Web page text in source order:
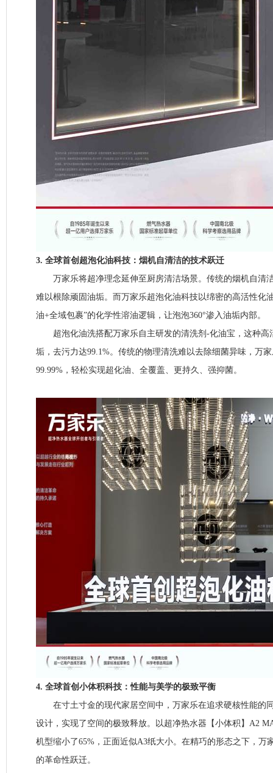
3. 全球首创超泡化油科技：烟机自清洁的技术跃迁
万家乐将超净理念延伸至厨房清洁场景。传统的烟机自清
难以根除顽固油垢。而万家乐超泡化油科技以绵密的高活性化
油+全域包裹”的化学性溶油逻辑，让泡泡360°渗入油垢内部。
超泡化油洗搭配万家乐自主研发的清洗剂-化油宝，这种高
垢，去污力达99.1%。传统的物理清洗难以去除细菌异味，万
99.99%，轻松实现超化油、全覆盖、更持久、强抑菌。
4. 全球首创小体积科技：性能与美学的极致平衡
在寸土寸金的现代家居空间中，万家乐在追求硬核性能的
设计，实现了空间的极致释放。以超净热水器【小体积】A2
机型缩小了65%，正面近似A3纸大小。在精巧的形态之下，万
的革命性跃迁。